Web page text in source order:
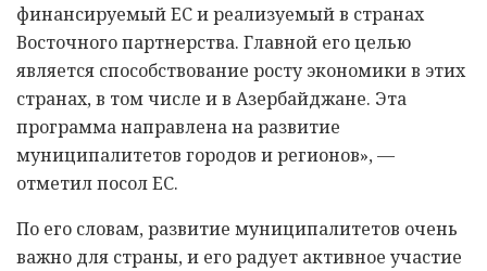
финансируемый ЕС и реализуемый в странах
Восточного партнерства. Главной его целью
является способствование росту экономики в этих
странах, в том числе и в Азербайджане. Эта
программа направлена на развитие
муниципалитетов городов и регионов», —
отметил посол ЕС.
По его словам, развитие муниципалитетов очень
важно для страны, и его радует активное участие